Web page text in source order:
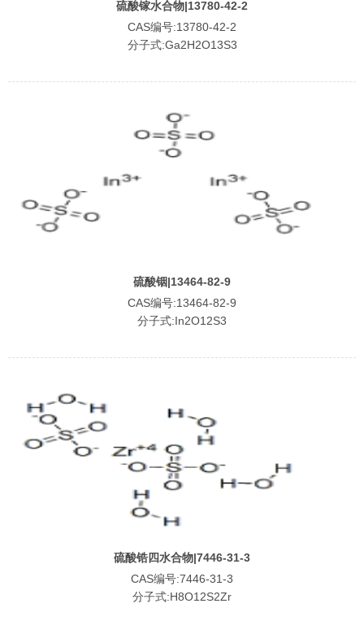
硫酸镓水合物|13780-42-2
CAS编号:13780-42-2
分子式:Ga2H2O13S3
硫酸铟|13464-82-9
CAS编号:13464-82-9
分子式:In2O12S3
硫酸锆四水合物|7446-31-3
CAS编号:7446-31-3
分子式:H8O12S2Zr